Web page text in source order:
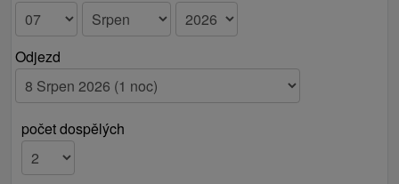
Odjezd
počet dospělých